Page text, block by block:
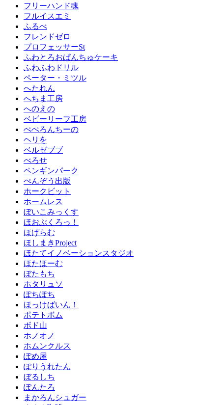
フリーハンド魂
フルイスエミ
ふるべ
フレンドゼロ
プロフェッサーSt
ふわとろおぱんちゅケーキ
ふわふわドリル
ペーター・ミツル
へたれん
へちま工房
へのえの
ベビーリーフ工房
ぺぺろんちーの
ヘリを
ベルゼブブ
べろせ
ペンギンパーク
ぺんぞう出版
ホークビット
ホームレス
ぼいこみっくす
ほおぶくろっ！
ほげらむ
ほしまきProject
ほたてイノベーションスタジオ
ほたほーむ
ぼたもち
ホタリュソ
ぽちぽち
ほっけばいん！
ポテトボム
ボド山
ホノオノ
ホムンクルス
ぽめ屋
ぽりうれたん
ぼるしち
ぽんたろ
まかろんシュガー